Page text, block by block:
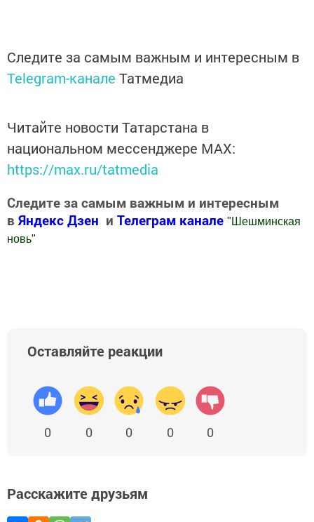
Следите за самым важным и интересным в
Telegram-канале Татмедиа
Читайте новости Татарстана в
национальном мессенджере MАХ:
https://max.ru/tatmedia
Следите за самым важным и интересным
в Яндекс Дзен и Телеграм канале " Шешминская
новь"
Оставляйте реакции
0 0 0 0 0
Расскажите друзьям